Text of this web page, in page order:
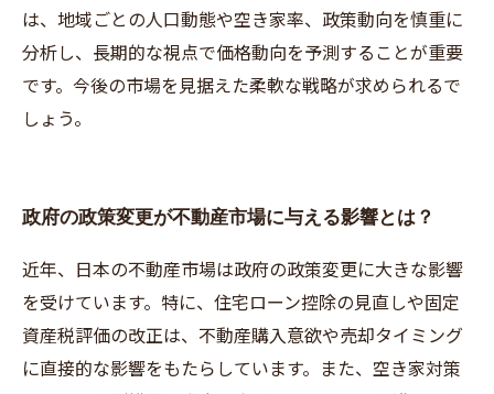
は、地域ごとの人口動態や空き家率、政策動向を慎重に
分析し、長期的な視点で価格動向を予測することが重要
です。今後の市場を見据えた柔軟な戦略が求められるで
しょう。
政府の政策変更が不動産市場に与える影響とは？
近年、日本の不動産市場は政府の政策変更に大きな影響
を受けています。特に、住宅ローン控除の見直しや固定
資産税評価の改正は、不動産購入意欲や売却タイミング
に直接的な影響をもたらしています。また、空き家対策